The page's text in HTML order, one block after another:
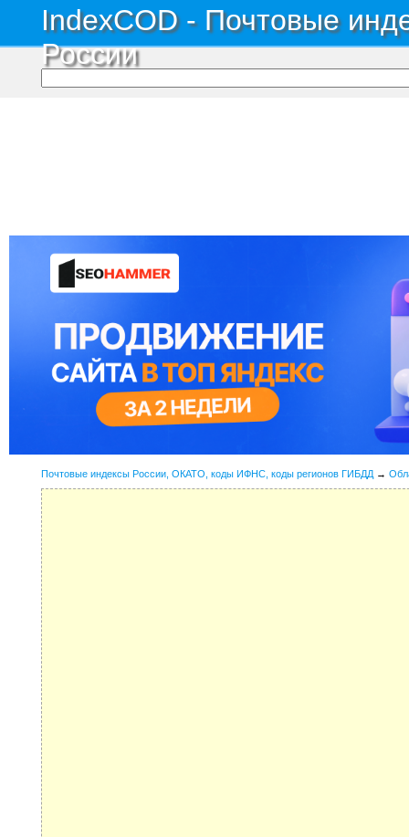
IndexCOD - Почтовые
России
Почтовые индексы России, ОКАТО, коды ИФНС, коды регионов ГИБДД →